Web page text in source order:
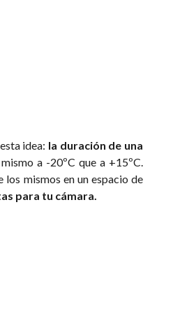
idea: la duración de una
a -20ºC que a +15ºC.
mismos en un espacio de
para tu cámara.